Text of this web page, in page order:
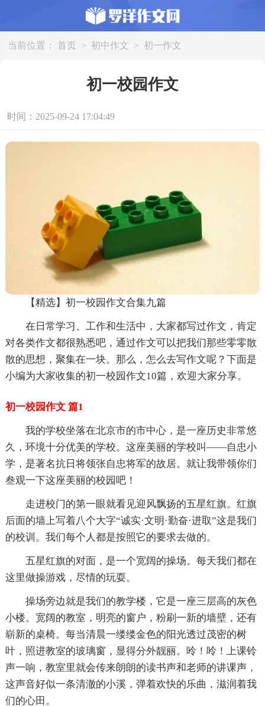
当前位置： 首页 > 初中作文 > 初一作文
初一校园作文
时间：2025-09-24 17:04:49
【精选】初一校园作文合集九篇
在日常学习、工作和生活中，大家都写过作文，肯定
对各类作文都很熟悉吧，通过作文可以把我们那些零零散
散的思想，聚集在一块。那么，怎么去写作文呢？下面是
小编为大家收集的初一校园作文10篇，欢迎大家分享。
初一校园作文 篇1
我的学校坐落在北京市的市中心，是一座历史非常悠
久，环境十分优美的学校。这座美丽的学校叫——自忠小
学，是著名抗日将领张自忠将军的故居。就让我带领你们
叁观一下这座美丽的校园吧！
走进校门的第一眼就看见迎风飘扬的五星红旗。红旗
后面的墙上写着八个大字“诚实·文明·勤奋·进取”这是我们
的校训。我们每个人都是按照它的要求去做的。
五星红旗的对面，是一个宽阔的操场。每天我们都在
这里做操游戏，尽情的玩耍。
操场旁边就是我们的教学楼，它是一座三层高的灰色
小楼。宽阔的教室，明亮的窗户，粉刷一新的墙壁，还有
崭新的桌椅。每当清晨一缕缕金色的阳光透过茂密的树
叶，照进教室的玻璃窗，显得分外靓丽。呤！呤！上课铃
声一响，教室里就会传来朗朗的读书声和老师的讲课声，
这声音好似一条清澈的小溪，弹着欢快的乐曲，滋润着我
们的心田。